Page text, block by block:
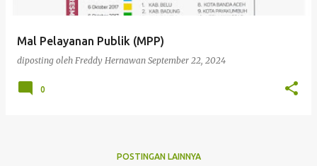
Mal Pelayanan Publik (MPP)
diposting oleh Freddy Hernawan September 22, 2024
0
POSTINGAN LAINNYA